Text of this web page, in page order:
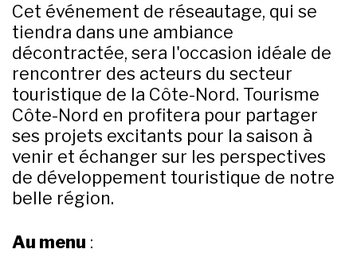
Cet événement de réseautage, qui se
tiendra dans une ambiance
décontractée, sera l'occasion idéale de
rencontrer des acteurs du secteur
touristique de la Côte-Nord. Tourisme
Côte-Nord en profitera pour partager
ses projets excitants pour la saison à
venir et échanger sur les perspectives
de développement touristique de notre
belle région.
Au menu :